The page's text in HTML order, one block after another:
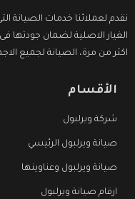
نقدم لعملائنا خدمات الصيانة
الغيار الاصلية لضمان
اكثر من مرة، الصيانة لجميع
الأقسام
شركة ويرلبول
صيانة ويرلبول الرئيسي
صيانة ويرلبول وعناوينها
ارقام صيانة ويرلبول